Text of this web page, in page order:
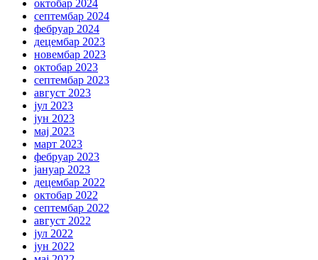
октобар 2024
септембар 2024
фебруар 2024
децембар 2023
новембар 2023
октобар 2023
септембар 2023
август 2023
јул 2023
јун 2023
мај 2023
март 2023
фебруар 2023
јануар 2023
децембар 2022
октобар 2022
септембар 2022
август 2022
јул 2022
јун 2022